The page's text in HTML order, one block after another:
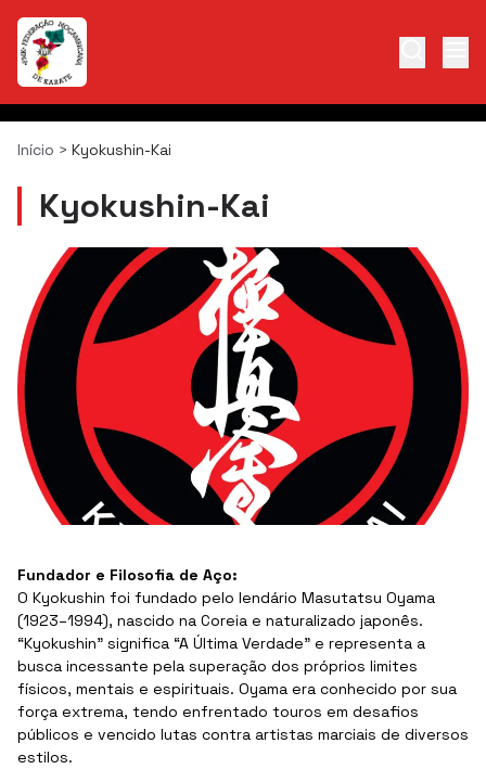
Início > Kyokushin-Kai
Kyokushin-Kai
Fundador e Filosofia de Aço:
O Kyokushin foi fundado pelo lendário Masutatsu Oyama
(1923–1994), nascido na Coreia e naturalizado japonês.
“Kyokushin” significa “A Última Verdade” e representa a
busca incessante pela superação dos próprios limites
físicos, mentais e espirituais. Oyama era conhecido por sua
força extrema, tendo enfrentado touros em desafios
públicos e vencido lutas contra artistas marciais de diversos
estilos.